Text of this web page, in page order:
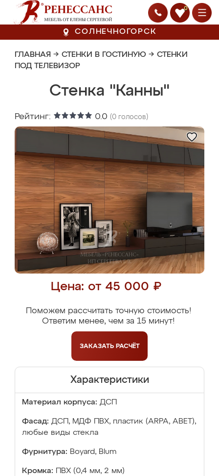
0
СОЛНЕЧНОГОРСК
ГЛАВНАЯ → СТЕНКИ В ГОСТИНУЮ → СТЕНКИ
ПОД ТЕЛЕВИЗОР
Стенка "Канны"
Рейтинг: 0.0 (0 голосов)
Цена: от 45 000 ₽
Поможем рассчитать точную стоимость!
Ответим менее, чем за 15 минут!
ЗАКАЗАТЬ РАСЧЁТ
Характеристики
Материал корпуса: ДСП
Фасад: ДСП, МДФ ПВХ, пластик (ARPA, ABET),
любые виды стекла
Фурнитура: Boyard, Blum
Кромка: ПВХ (0,4 мм, 2 мм)